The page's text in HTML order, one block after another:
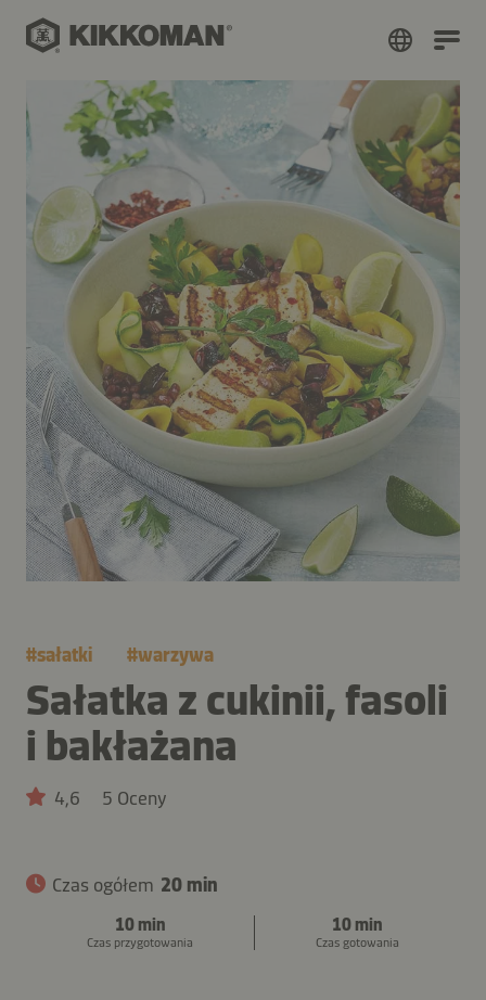
#sałatki #warzywa
Sałatka z cukinii, fasoli
i bakłażana
4,6 5 Oceny
Czas ogółem 20 min
10 min
Czas przygotowania
10 min
Czas gotowania